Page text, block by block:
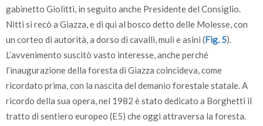
gabinetto Giolitti, in seguito anche Presidente del Consiglio.
Nitti si recò a Giazza, e di qui al bosco detto delle Molesse, con
un corteo di autorità, a dorso di cavalli, muli e asini (Fig. 5).
L’avvenimento suscitò vasto interesse, anche perché
l’inaugurazione della foresta di Giazza coincideva, come
ricordato prima, con la nascita del demanio forestale statale. A
ricordo della sua opera, nel 1982 è stato dedicato a Borghetti il
tratto di sentiero europeo (E5) che oggi attraversa la foresta.